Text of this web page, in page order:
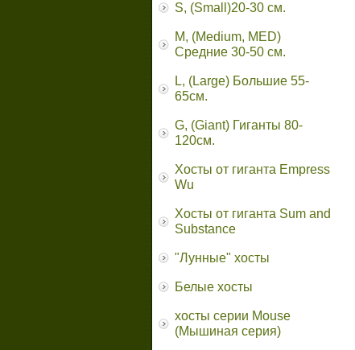
S, (Small)20-30 см.
M, (Medium, MED)
Средние 30-50 см.
L, (Large) Большие 55-
65cм.
G, (Giant) Гиганты 80-
120см.
Хосты от гиганта Empress
Wu
Хосты от гиганта Sum and
Substance
"Лунные" хосты
Белые хосты
хосты серии Mouse
(Мышиная серия)